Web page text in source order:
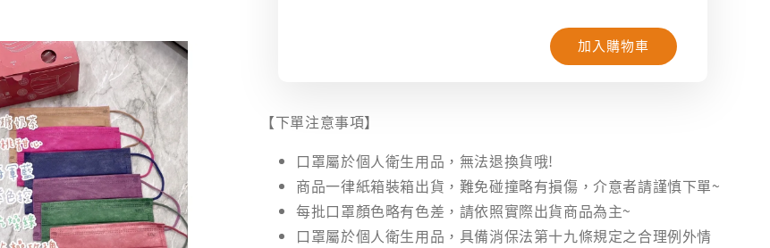
加入購物車
【下單注意事項】
口罩屬於個人衛生用品，無法退換貨哦!
商品一律紙箱裝箱出貨，難免碰撞略有損傷，介意者請謹慎下單~
每批口罩顏色略有色差，請依照實際出貨商品為主~
口罩屬於個人衛生用品，具備消保法第十九條規定之合理例外情